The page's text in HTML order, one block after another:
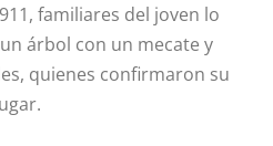
familiares del joven lo
árbol con un mecate y
quienes confirmaron su